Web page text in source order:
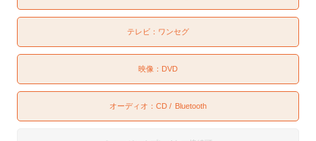
テレビ： ワンセグ
映像： DVD
オーディオ：CD Bluetooth